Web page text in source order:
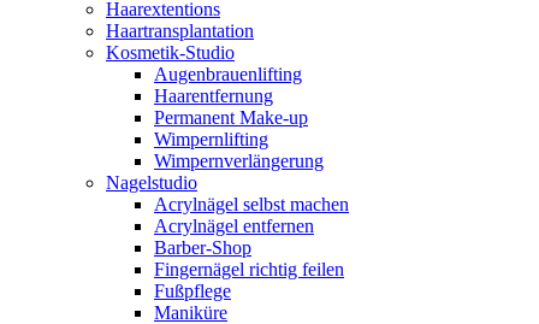
Haarextentions
Haartransplantation
Kosmetik-Studio
Augenbrauenlifting
Haarentfernung
Permanent Make-up
Wimpernlifting
Wimpernverlängerung
Nagelstudio
Acrylnägel selbst machen
Acrylnägel entfernen
Barber-Shop
Fingernägel richtig feilen
Fußpflege
Maniküre